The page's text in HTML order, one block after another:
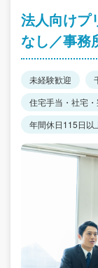
法人向け
なし／事務
未経験歓迎
住宅手当・社宅・
年間休日115日以